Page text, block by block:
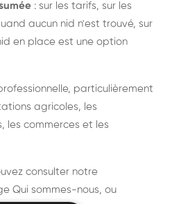
: sur les tarifs, sur les
aucun nid n'est trouvé, sur
en place est une option
particulièrement
agricoles, les
les commerces et les
consulter notre
Qui sommes-nous, ou